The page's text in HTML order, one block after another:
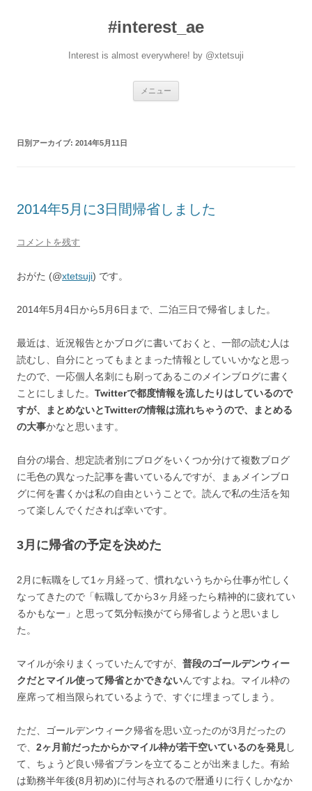
#interest_ae
Interest is almost everywhere! by @xtetsuji
メニュー
日別アーカイブ: 2014年5月11日
2014年5月に3日間帰省しました
コメントを残す
おがた (@xtetsuji) です。
2014年5月4日から5月6日まで、二泊三日で帰省しました。
最近は、近況報告とかブログに書いておくと、一部の読む人は
読むし、自分にとってもまとまった情報としていいかなと思っ
たので、一応個人名刺にも刷ってあるこのメインブログに書く
ことにしました。 Twitterで都度情報を流したりはしているので
すが、まとめないとTwitterの情報は流れちゃうので、まとめる
の大事かなと思います。
自分の場合、想定読者別にブログをいくつか分けて複数ブログ
に毛色の異なった記事を書いているんですが、まぁメインブロ
グに何を書くかは私の自由ということで。読んで私の生活を知
って楽しんでくだされば幸いです。
3月に帰省の予定を決めた
2月に転職をして1ヶ月経って、慣れないうちから仕事が忙しく
なってきたので「転職してから3ヶ月経ったら精神的に疲れてい
るかもなー」と思って気分転換がてら帰省しようと思いまし
た。
マイルが余りまくっていたんですが、 普段のゴールデンウィー
クだとマイル使って帰省とかできないんですよね。マイル枠の
座席って相当限られているようで、すぐに埋まってしまう。
ただ、ゴールデンウィーク帰省を思い立ったのが3月だったの
で、 2ヶ月前だったからかマイル枠が若干空いているのを発見し
て、ちょうど良い帰省プランを立てることが出来ました。有給
は勤務半年後(8月初め)に付与されるので暦通りに行くしかなか